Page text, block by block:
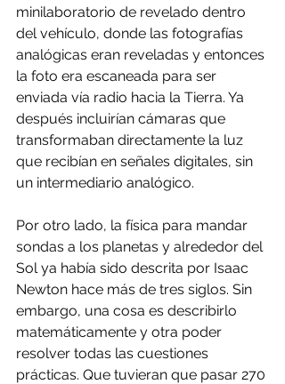
minilaboratorio de revelado dentro
del vehículo, donde las fotografías
analógicas eran reveladas y entonces
la foto era escaneada para ser
enviada vía radio hacia la Tierra. Ya
después incluirían cámaras que
transformaban directamente la luz
que recibían en señales digitales, sin
un intermediario analógico.
Por otro lado, la física para mandar
sondas a los planetas y alrededor del
Sol ya había sido descrita por Isaac
Newton hace más de tres siglos. Sin
embargo, una cosa es describirlo
matemáticamente y otra poder
resolver todas las cuestiones
prácticas. Que tuvieran que pasar 270